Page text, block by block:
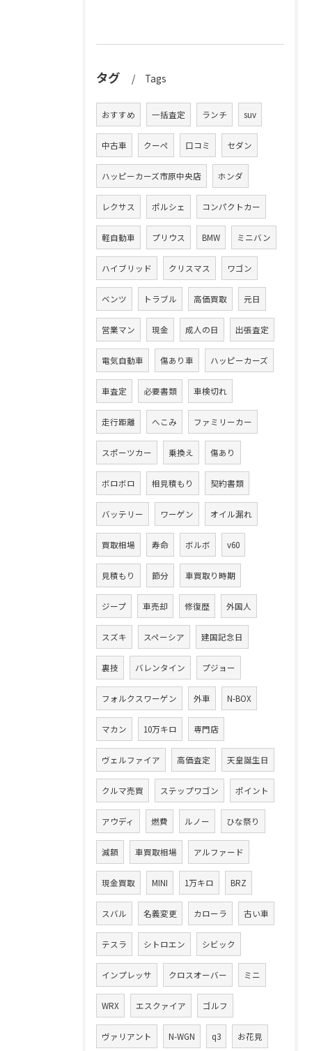
タグ Tags
おすすめ 一括査定 ランチ suv
中古車 クーペ 口コミ セダン
ハッピーカーズ市原中央店 ホンダ
レクサス ポルシェ コンパクトカー
軽自動車 プリウス BMW ミニバン
ハイブリッド クリスマス ワゴン
ベンツ トラブル 高価買取 元日
営業マン 現金 成人の日 出張査定
電気自動車 傷あり車 ハッピーカーズ
車査定 必要書類 車検切れ
走行距離 へこみ ファミリーカー
スポーツカー 乗換え 傷あり
ボロボロ 相見積もり 契約書類
バッテリー ワーゲン オイル漏れ
買取相場 寿命 ボルボ v60
見積もり 節分 車買取り時期
ジープ 車売却 修復歴 外国人
スズキ スペーシア 建国記念日
裏技 バレンタイン プジョー
フォルクスワーゲン 外車 N-BOX
マカン 10万キロ 専門店
ヴェルファイア 高価査定 天皇誕生日
クルマ売買 ステップワゴン ポイント
アウディ 燃費 ルノー ひな祭り
減額 車買取相場 アルファード
現金買取 MINI 1万キロ BRZ
スバル 名義変更 カローラ 古い車
テスラ シトロエン シビック
インプレッサ クロスオーバー ミニ
WRX エスクァイア ゴルフ
ヴァリアント N-WGN q3 お花見